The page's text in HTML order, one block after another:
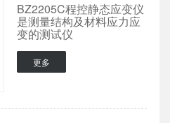
BZ2205C程控静态应变仪
是测量结构及材料应力应
变的测试仪
更多